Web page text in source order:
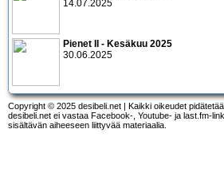
14.07.2025
Pienet II - Kesäkuu 2025
30.06.2025
Copyright © 2025 desibeli.net | Kaikki oikeudet
desibeli.net ei vastaa Facebook-, Youtube- ja last.fm-
sisältävän aiheeseen liittyvää materiaalia.